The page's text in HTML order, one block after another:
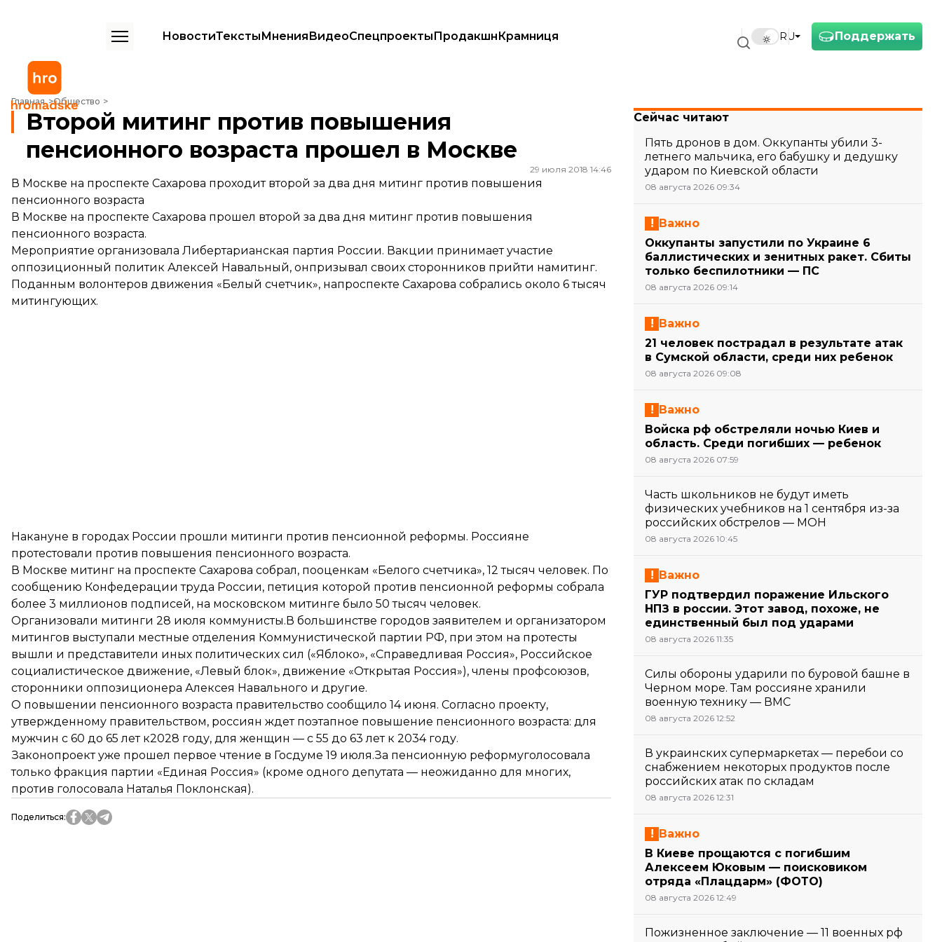
Поддержать
RU
НовостиТекстыМненияВидеоСпецпроектыПродакшнКрамниця
Главная Общество
Второй митинг против повышения пенсионного возраста прошел в Москве
Второй митинг против повышения
пенсионного возраста прошел в Москве
29 июля 2018 14:46
В Москве на проспекте Сахарова проходит второй за два дня митинг против повышения
пенсионного возраста
В Москве на проспекте Сахарова прошел второй за два дня митинг против повышения
пенсионного возраста.
Мероприятие организовала Либертарианская партия России. Вакции принимает участие
оппозиционный политик Алексей Навальный, онпризывал своих сторонников прийти намитинг.
Поданным волонтеров движения «Белый счетчик», напроспекте Сахарова собрались около 6 тысяч
митингующих.
Накануне в городах России прошли митинги против пенсионной реформы. Россияне
протестовали против повышения пенсионного возраста.
В Москве митинг на проспекте Сахарова собрал, пооценкам «Белого счетчика», 12 тысяч человек. По
сообщению Конфедерации труда России, петиция которой против пенсионной реформы собрала
более 3 миллионов подписей, на московском митинге было 50 тысяч человек.
Организовали митинги 28 июля коммунисты.В большинстве городов заявителем и организатором
митингов выступали местные отделения Коммунистической партии РФ, при этом на протесты
вышли и представители иных политических сил («Яблоко», «Справедливая Россия», Российское
социалистическое движение, «Левый блок», движение «Открытая Россия»), члены профсоюзов,
сторонники оппозиционера Алексея Навального и другие.
О повышении пенсионного возраста правительство сообщило 14 июня. Согласно проекту,
утвержденному правительством, россиян ждет поэтапное повышение пенсионного возраста: для
мужчин с 60 до 65 лет к2028 году, для женщин — с 55 до 63 лет к 2034 году.
Законопроект уже прошел первое чтение в Госдуме 19 июля.За пенсионную реформуголосовала
только фракция партии «Единая Россия» (кроме одного депутата — неожиданно для многих,
против голосовала Наталья Поклонская).
Поделиться:
Сейчас читают
Пять дронов в дом. Оккупанты убили 3-
летнего мальчика, его бабушку и дедушку
ударом по Киевской области
08 августа 2026 09:34
Важно
Оккупанты запустили по Украине 6
баллистических и зенитных ракет. Сбиты
только беспилотники — ПС
08 августа 2026 09:14
Важно
21 человек пострадал в результате атак
в Сумской области, среди них ребенок
08 августа 2026 09:08
Важно
Войска рф обстреляли ночью Киев и
область. Среди погибших — ребенок
08 августа 2026 07:59
Часть школьников не будут иметь
физических учебников на 1 сентября из-за
российских обстрелов — МОН
08 августа 2026 10:45
Важно
ГУР подтвердил поражение Ильского
НПЗ в россии. Этот завод, похоже, не
единственный был под ударами
08 августа 2026 11:35
Силы обороны ударили по буровой башне в
Черном море. Там россияне хранили
военную технику — ВМС
08 августа 2026 12:52
В украинских супермаркетах — перебои со
снабжением некоторых продуктов после
российских атак по складам
08 августа 2026 12:31
Важно
В Киеве прощаются с погибшим
Алексеем Юковым — поисковиком
отряда «Плацдарм» (ФОТО)
08 августа 2026 12:49
Пожизненное заключение — 11 военных рф